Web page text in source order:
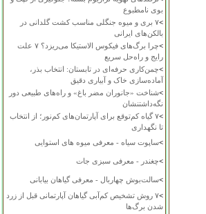
بوی نامطبوع
>
۷ بری و میوه جنگلی مناسب کشت گلدانی در
بالکن‌های ایرانی
>
چرا برگ‌های فیکوس الاستیکا می‌ریزد؟ ۷ علت
رایج و راه‌حل سریع
>چمن‌کاری حرفه‌ای در تابستان: انتخاب بذر،
آماده‌سازی خاک و آبیاری دقیق
>شناخت «جانوران مضر باغ» و راه‌های طبیعی دور
نگه‌داشتنشان
>
۷ گیاه کم‌توقع برای آپارتمان‌های کم‌نور؛ از انتخاب
تا نگهداری
>ساپوت سیاه - معرفی میوه های استوایی
>چغندر - معرفی سبزی جات
>سالت‌بوش چهاربال - معرفی گیاهان بیابانی
>
۷ روش تشخیص کم‌آبی گیاهان آپارتمانی قبل از زرد
شدن برگ‌ها